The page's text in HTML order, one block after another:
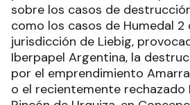
sobre los casos de
como los casos de Humedal 2
jurisdicción de Liebig,
Iberpapel Argentina, la
por el emprendimiento
o el recientemente rechazado